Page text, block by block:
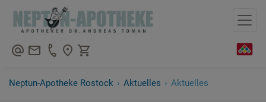
+4938180699500
Neptun-Apotheke Rostock › Aktuelles › Aktuelles